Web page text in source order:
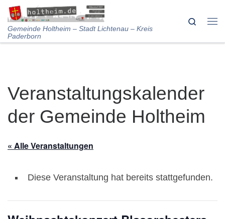
Skip to content
Gemeinde Holtheim – Stadt Lichtenau – Kreis
Paderborn
Search
Veranstaltungskalender
der Gemeinde Holtheim
« Alle Veranstaltungen
Diese Veranstaltung hat bereits stattgefunden.